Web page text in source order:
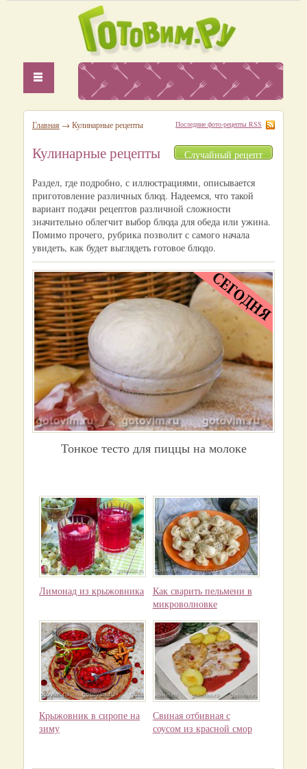
Главная → Кулинарные рецепты Последние фото-рецепты RSS
Кулинарные рецепты Случайный рецепт
Раздел, где подробно, с иллюстрациями, описывается
приготовление различных блюд. Надеемся, что такой
вариант подачи рецептов различной сложности
значительно облегчит выбор блюда для обеда или ужина.
Помимо прочего, рубрика позволит с самого начала
увидеть, как будет выглядеть готовое блюдо.
Тонкое тесто для пиццы на молоке
Лимонад из крыжовника
Как сварить пельмени в
микроволновке
Крыжовник в сиропе на
зиму
Свиная отбивная с
соусом из красной смор